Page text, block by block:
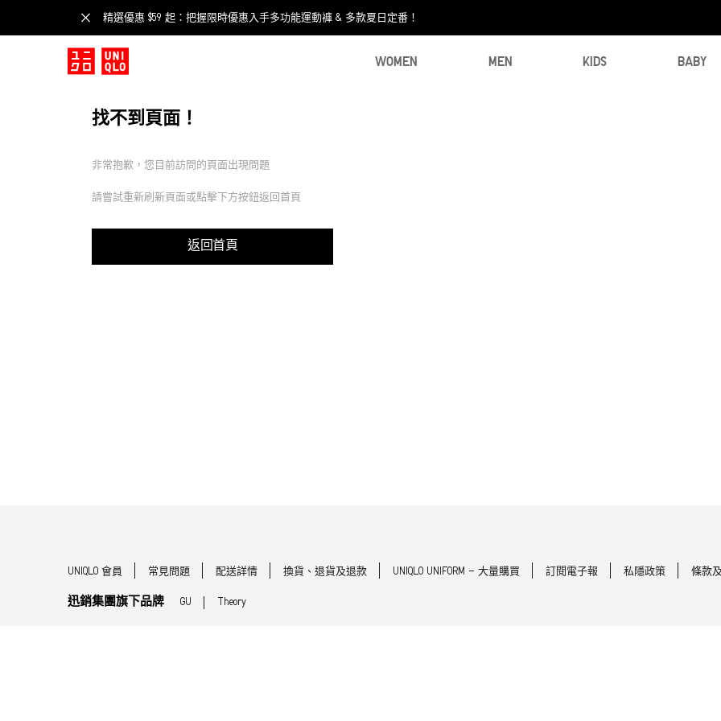
精選優惠 $59 起：把握限時優惠入手多功能運動褲 & 多款夏日定番！​
WOMEN MEN KIDS BABY
找不到頁面！
非常抱歉，您目前訪問的頁面出現問題
請嘗試重新刷新頁面或點擊下方按鈕返回首頁
返回首頁
UNIQLO 會員 常見問題 配送詳情 換貨、退貨及退款 UNIQLO UNIFORM - 大量購買 訂閱電子報 私隱政策 條款
迅銷集團旗下品牌 GU Theory